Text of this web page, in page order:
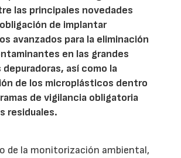
las principales novedades
de implantar
avanzados para la eliminación
en las grandes
así como la
de los microplásticos dentro
de vigilancia obligatoria
residuales.
de la monitorización ambiental,